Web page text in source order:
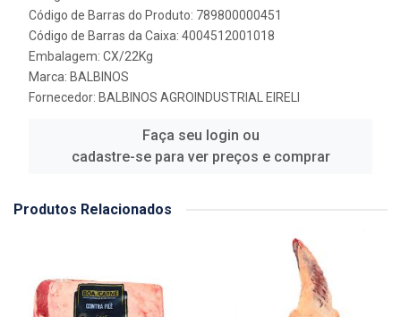
Código de Barras do Produto: 789800000451
Código de Barras da Caixa: 4004512001018
Embalagem: CX/22Kg
Marca: BALBINOS
Fornecedor: BALBINOS AGROINDUSTRIAL EIRELI
Faça seu login ou
cadastre-se para ver preços e comprar
Produtos Relacionados